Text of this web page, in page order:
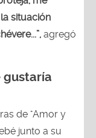
situación
agregó
gustaría
de "Amor y
junto a su